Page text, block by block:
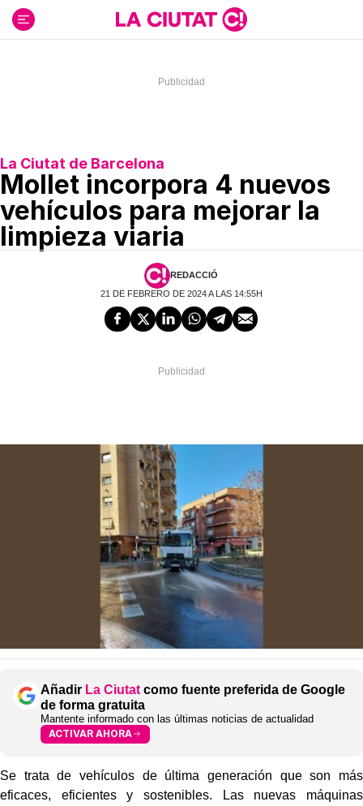
contenido
La Ciutat de Barcelona
Mollet incorpora 4 nuevos
vehículos para mejorar la
limpieza viaria
REDACCIÓ
21 DE FEBRERO DE 2024 A LAS 14:55H
Añadir La Ciutat como fuente preferida de Google
de forma gratuita
Mantente informado con las últimas noticias de actualidad
ACTIVAR AHORA
Se trata de vehículos de última generación que son más
eficaces, eficientes y sostenibles. Las nuevas máquinas